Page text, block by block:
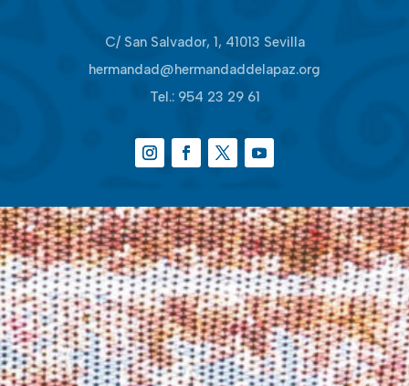
C/ San Salvador, 1, 41013 Sevilla
hermandad@hermandaddelapaz.org
Tel.: 954 23 29 61